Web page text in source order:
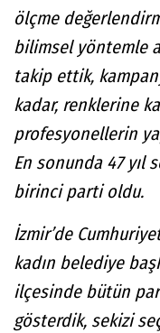
ölçme
bilimsel yöntemle
takip ettik,
kadar, renklerine
profesyonellerin
En sonunda 47 yıl
birinci parti oldu.
İzmir’de
kadın belediye
ilçesinde bütün
gösterdik, sekizi